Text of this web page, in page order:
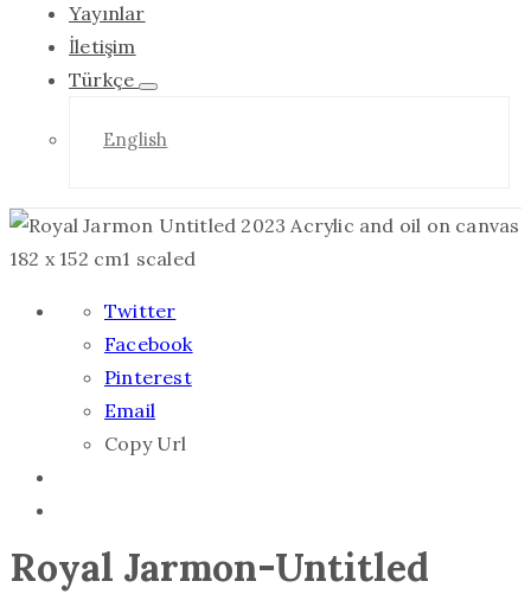
Yayınlar
İletişim
Türkçe
English
Twitter
Facebook
Pinterest
Email
Copy Url
Royal Jarmon-Untitled